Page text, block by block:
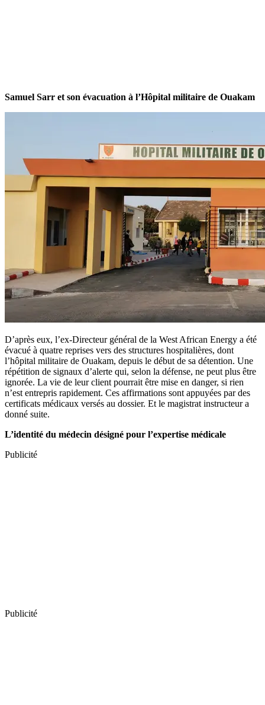
Samuel Sarr et son évacuation à l’Hôpital militaire de Ouakam
D’après eux, l’ex-Directeur général de la West African Energy a été
évacué à quatre reprises vers des structures hospitalières, dont
l’hôpital militaire de Ouakam, depuis le début de sa détention. Une
répétition de signaux d’alerte qui, selon la défense, ne peut plus être
ignorée. La vie de leur client pourrait être mise en danger, si rien
n’est entrepris rapidement. Ces affirmations sont appuyées par des
certificats médicaux versés au dossier. Et le magistrat instructeur a
donné suite.
L’identité du médecin désigné pour l’expertise médicale
Publicité
Publicité